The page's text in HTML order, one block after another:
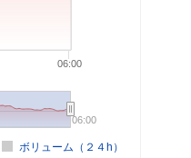
ボリューム（２４h）
06:00
06:00